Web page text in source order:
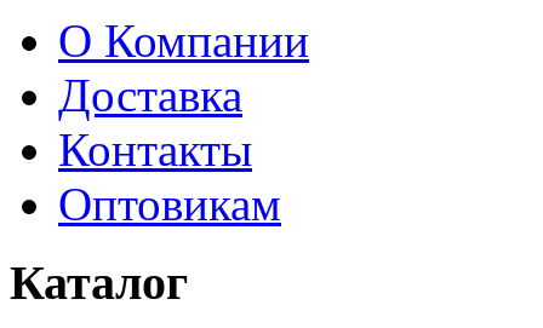
О Компании
Доставка
Контакты
Оптовикам
Каталог